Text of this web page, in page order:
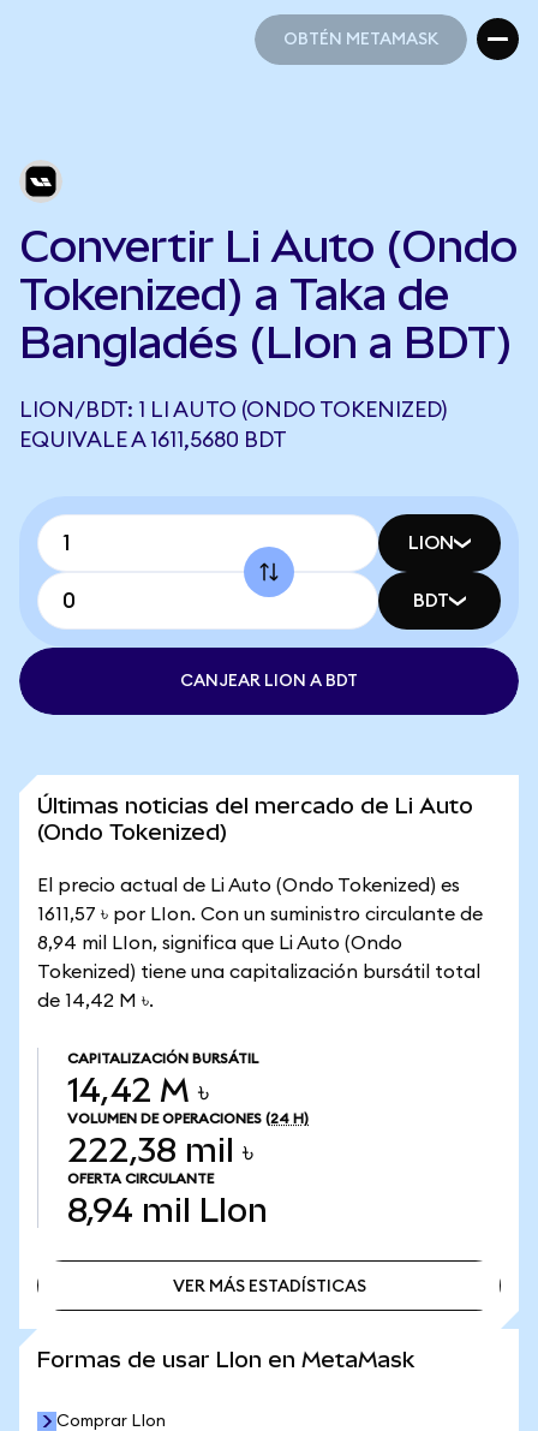
OBTÉN METAMASK
Convertir Li Auto (Ondo
Tokenized) a Taka de
Bangladés (LIon a BDT)
LION/BDT: 1 LI AUTO (ONDO TOKENIZED)
EQUIVALE A 1611,5680 BDT
LION
BDT
CANJEAR LION A BDT
Últimas noticias del mercado de Li Auto
(Ondo Tokenized)
El precio actual de Li Auto (Ondo Tokenized) es
1611,57 ৳ por LIon. Con un suministro circulante de
8,94 mil LIon, significa que Li Auto (Ondo
Tokenized) tiene una capitalización bursátil total
de 14,42 M ৳.
CAPITALIZACIÓN BURSÁTIL
14,42 M ৳
VOLUMEN DE OPERACIONES (24 H)
222,38 mil ৳
OFERTA CIRCULANTE
8,94 mil LIon
VER MÁS ESTADÍSTICAS
Formas de usar LIon en MetaMask
Comprar LIon